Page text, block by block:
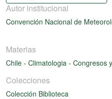
Autor institucional
Convención Nacional de
Materias
Chile - Climatologia - Congresos
Colecciones
Colección Biblioteca